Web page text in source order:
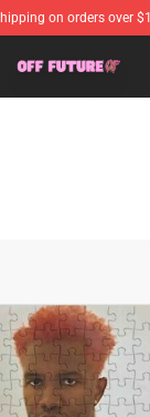
on orders over
- Official Odd